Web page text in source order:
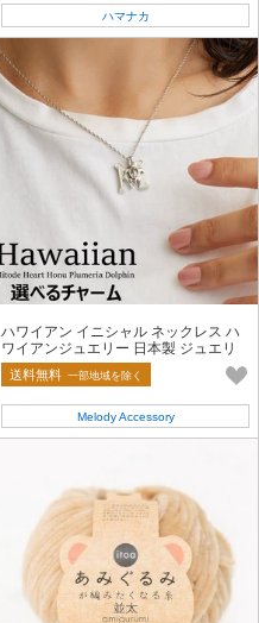
ハマナカ
ハワイアン イニシャル ネックレス ハ
ワイアンジュエリー 日本製 ジュエリ
ー
送料無料 一部地域を除く
Melody Accessory